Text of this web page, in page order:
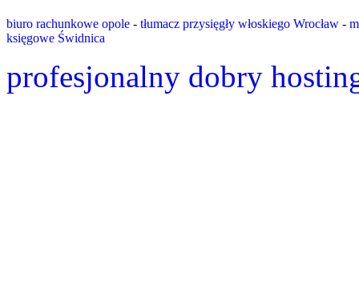
biuro rachunkowe opole - tłumacz przysięgły włoskiego Wrocław -
księgowe Świdnica
profesjonalny dobry